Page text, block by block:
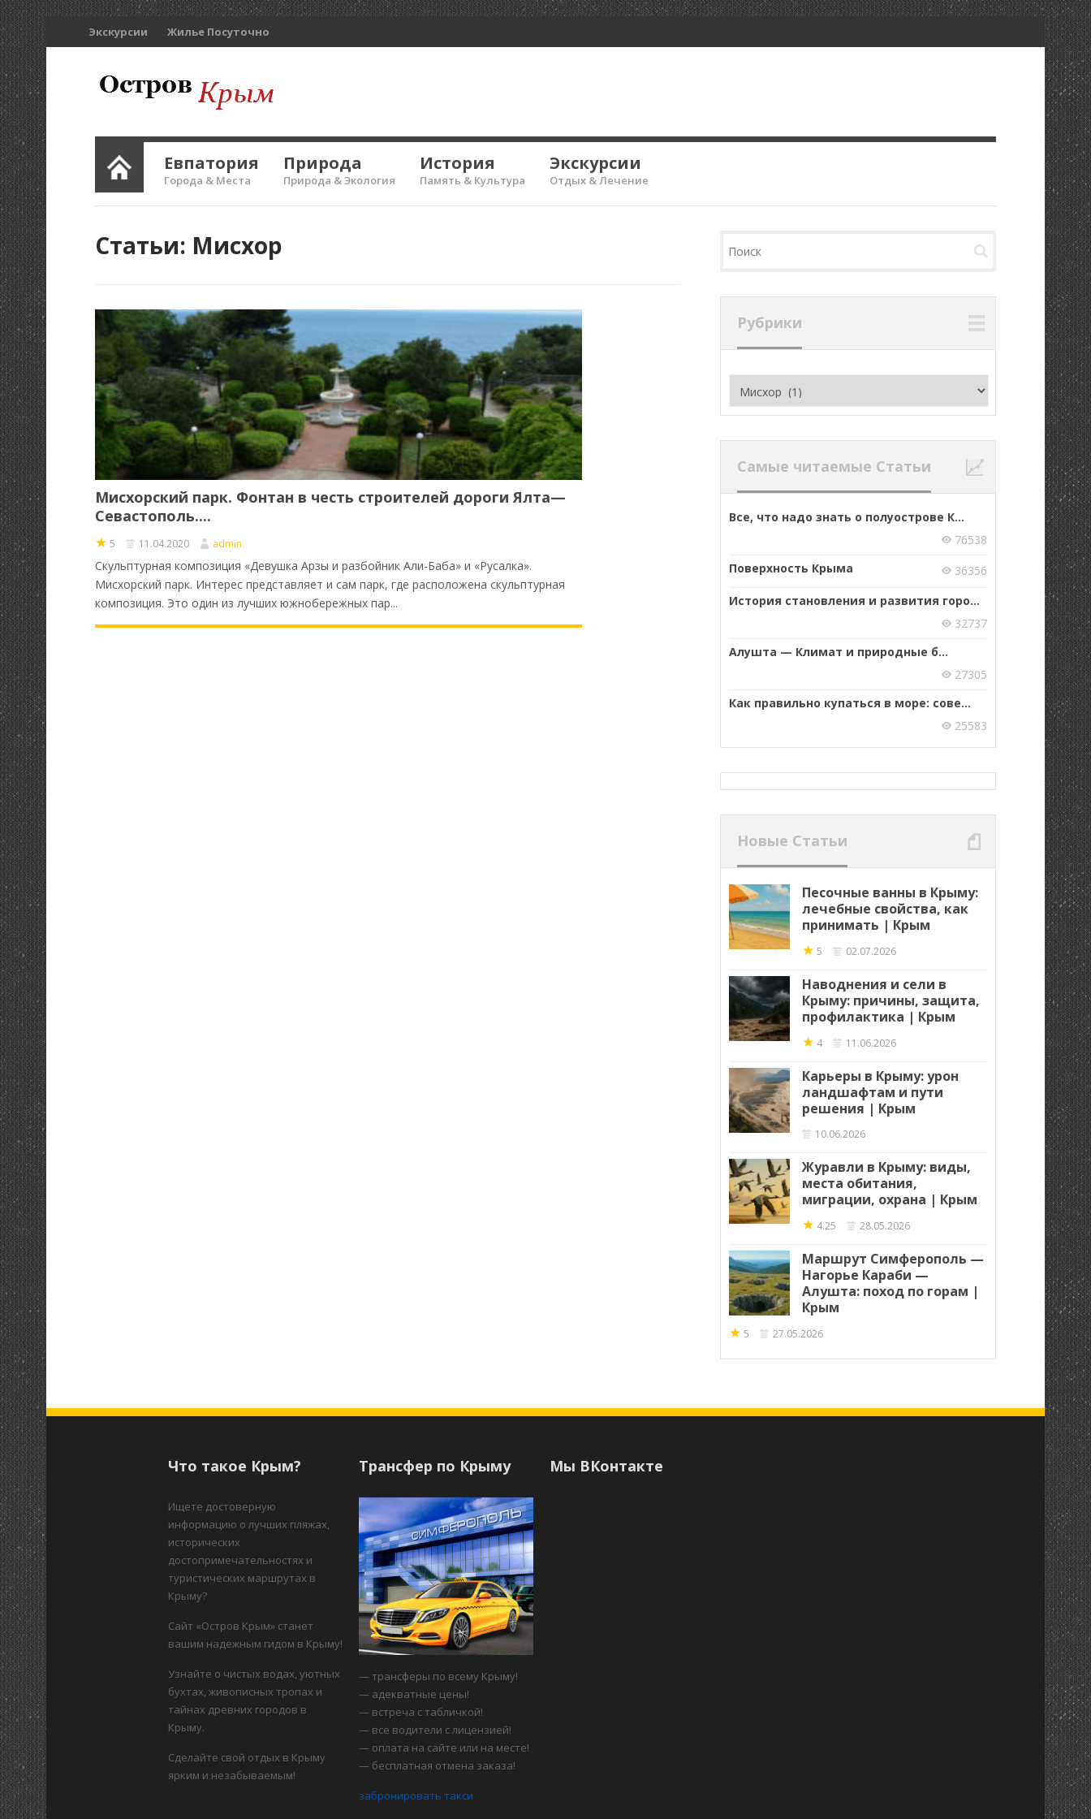
Экскурсии Жилье Посуточно
Евпатория
Города & Места
Природа
Природа & Экология
История
Память & Культура
Экскурсии
Отдых & Лечение
Статьи: Мисхор
Мисхорский парк. Фонтан в честь строителей дороги Ялта—
Севастополь....
★ 5 11.04.2020 admin
Скульптурная композиция «Девушка Арзы и разбойник Али-Баба» и «Русалка».
Мисхорский парк. Интерес представляет и сам парк, где расположена скульптурная
композиция. Это один из лучших южнобережных пар...
Рубрики
Рубрики
Самые читаемые Статьи
Все, что надо знать о полуострове К...
76538
Поверхность Крыма
36356
История становления и развития горо...
32737
Алушта — Климат и природные б...
27305
Как правильно купаться в море: сове...
25583
Новые Статьи
Песочные ванны в Крыму:
лечебные свойства, как
принимать | Крым
★ 5 02.07.2026
Наводнения и сели в
Крыму: причины, защита,
профилактика | Крым
★ 4 11.06.2026
Карьеры в Крыму: урон
ландшафтам и пути
решения | Крым
10.06.2026
Журавли в Крыму: виды,
места обитания,
миграции, охрана | Крым
★ 4.25 28.05.2026
Маршрут Симферополь —
Нагорье Караби —
Алушта: поход по горам |
Крым
★ 5 27.05.2026
Что такое Крым?
Ищете достоверную
информацию о лучших пляжах,
исторических
достопримечательностях и
туристических маршрутах в
Крыму?
Сайт «Остров Крым» станет
вашим надежным гидом в Крыму!
Узнайте о чистых водах, уютных
бухтах, живописных тропах и
тайнах древних городов в
Крыму.
Сделайте свой отдых в Крыму
ярким и незабываемым!
Трансфер по Крыму
— трансферы по всему Крыму!
— адекватные цены!
— встреча с табличкой!
— все водители с лицензией!
— оплата на сайте или на месте!
— бесплатная отмена заказа!
забронировать такси
Мы ВКонтакте